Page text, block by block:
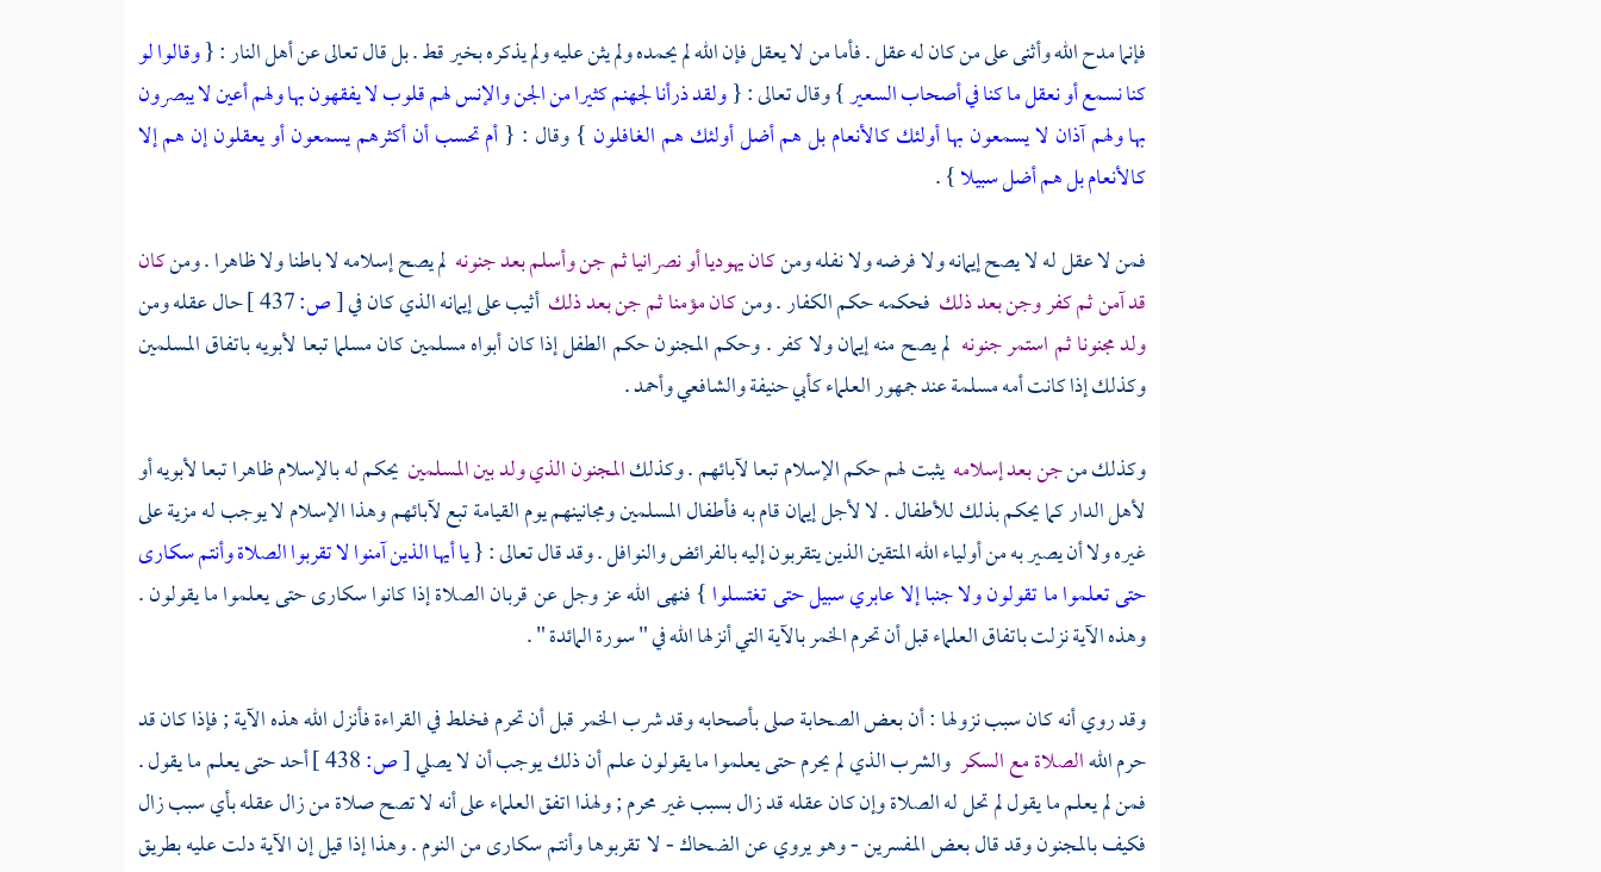
فإنما مدح الله وأثنى على من كان له عقل . فأما من لا يعقل فإن الله لم يحمده ولم يثن عليه ولم يذكره بخير قط . بل قال تعالى عن أهل النار : {وقالوا لو
كنا نسمع أو نعقل ما كنا في أصحاب السعير} وقال تعالى : {ولقد ذرأنا لجهنم كثيرا من الجن والإنس لهم قلوب لا يفقهون بها ولهم أعين لا يبصرون
بها ولهم آذان لا يسمعون بها أولئك كالأنعام بل هم أضل أولئك هم الغافلون } وقال : {أم تحسب أن أكثرهم يسمعون أو يعقلون إن هم إلا
كالأنعام بل هم أضل سبيلا} .
فمن لا عقل له لا يصح إيمانه ولا فرضه ولا نفله ومنكان يهوديا أو نصرانيا ثم جن وأسلم بعد جنونه لم يصح إسلامه لا باطنا ولا ظاهرا . ومنكان
قد آمن ثم كفر وجن بعد ذلك فحكمه حكم الكفار . ومنكان مؤمنا ثم جن بعد ذلك أثيب على إيمانه الذي كان في[ص:
حال عقله ومن
ولد مجنونا ثم استمر جنونه لم يصح منه إيمان ولا كفر . وحكم المجنون حكم الطفل إذا كان أبواه مسلمين كان مسلما تبعا لأبويه باتفاق المسلمين
وكذلك إذا كانت أمه مسلمة عند جمهور العلماءكأبي حنيفةوالشافعيوأحمد.
وكذلك منجن بعد إسلامه يثبت لهم حكم الإسلام تبعا لآبائهم . وكذلكالمجنون الذي ولد بين المسلمين يحكم له بالإسلام ظاهرا تبعا لأبويه أو
لأهل الدار كما يحكم بذلك للأطفال . لا لأجل إيمان قام به فأطفال المسلمين ومجانينهم يوم القيامة تبع لآبائهم وهذا الإسلام لا يوجب له مزية على
غيره ولا أن يصير به من أولياء الله المتقين الذين يتقربون إليه بالفرائض والنوافل . وقد قال تعالى : {يا أيها الذين آمنوا لا تقربوا الصلاة وأنتم سكارى
حتى تعلموا ما تقولون ولا جنبا إلا عابري سبيل حتى تغتسلوا} فنهى الله عز وجل عن قربان الصلاة إذا كانوا سكارى حتى يعلموا ما يقولون .
وهذه الآية نزلت باتفاق العلماء قبل أن تحرم الخمر بالآية التي أنزلها الله في " سورة المائدة " .
وقد روي أنه كان سبب نزولها : أن بعضالصحابةصلى بأصحابه وقد شرب الخمر قبل أن تحرم فخلط في القراءة فأنزل الله هذه الآية ; فإذا كان قد
حرم اللهالصلاة مع السكر والشرب الذي لم يحرم حتى يعلموا ما يقولون علم أن ذلك يوجب أن لا يصلي[ص:
أحد حتى يعلم ما يقول .
فمن لم يعلم ما يقول لم تحل له الصلاة وإن كان عقله قد زال بسبب غير محرم ; ولهذا اتفق العلماء على أنه لا تصح صلاة من زال عقله بأي سبب زال
فكيف بالمجنون وقد قال بعض المفسرين - وهو يروي عنالضحاك- لا تقربوها وأنتم سكارى من النوم . وهذا إذا قيل إن الآية دلت عليه بطريق